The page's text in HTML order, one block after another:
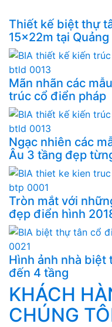
Thiết kế biệt thự
15x22m tại
Mãn nhãn các
trúc cổ điển pháp
Ngạc nhiên các
Âu 3 tầng đẹp
Tròn mắt với
đẹp điển hình
Hình ảnh nhà biệt
đến 4 tầng
KHÁCH
CHÚNG